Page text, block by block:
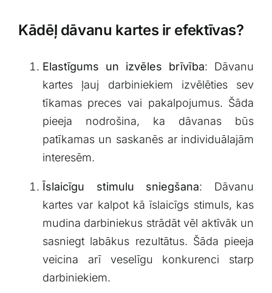
Kādēļ dāvanu kartes ‍ir ⁢efektīvas?
Elastīgums​ un‌ izvēles⁤ brīvība: ⁢Dāvanu
⁢kartes ļauj⁣ darbiniekiem izvēlēties sev
tīkamas⁤ preces vai pakalpojumus. ‍Šāda⁣
pieeja⁣ nodrošina, ka dāvanas būs
patīkamas un saskanēs ar individuālajām
interesēm.
Īslaicīgu stimulu sniegšana: Dāvanu
kartes var⁤ kalpot kā īslaicīgs stimuls, kas
mudina darbiniekus strādāt ‌vēl aktīvāk un
sasniegt labākus rezultātus. Šāda pieeja
veicina arī veselīgu⁢ konkurenci starp
darbiniekiem.